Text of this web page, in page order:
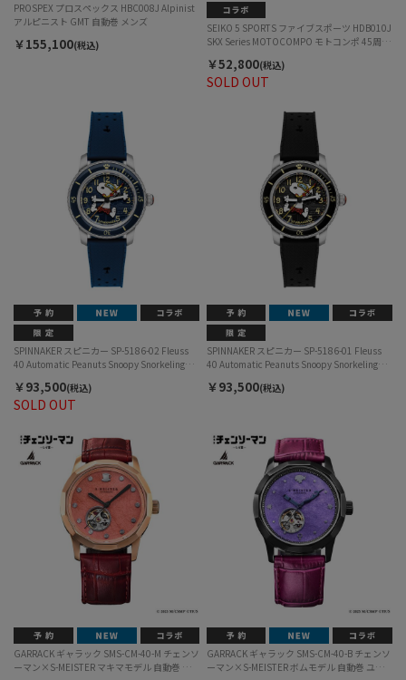
PROSPEX プロスペックス HBC008J Alpinist
アルピニスト GMT 自動巻 メンズ
￥155,100(税込)
SOLD OUT
SEIKO 5 SPORTS ファイブスポーツ HDB010J
SKX Series MOTOCOMPO モトコンポ 45周年
￥52,800(税込)
SOLD OUT
SPINNAKER スピニカー SP-5186-02 Fleuss
40 Automatic Peanuts Snoopy Snorkeling
ク ピーナッツ スヌーピー シュノーケリング
リミテッドエディション 自動巻 メンズ
￥93,500(税込)
SPINNAKER スピニカー SP-5186-01 Fleuss
40 Automatic Peanuts Snoopy Snorkeling
ク ピーナッツ スヌーピー シュノーケリング
￥93,500(税込)
GARRACK ギャラック SMS-CM-40-M チェンソ
ーマン×S-MEISTER マキマモデル 自動巻 ユ
GARRACK ギャラック SMS-CM-40-B チェンソ
ーマン×S-MEISTER ボムモデル 自動巻 ユニ